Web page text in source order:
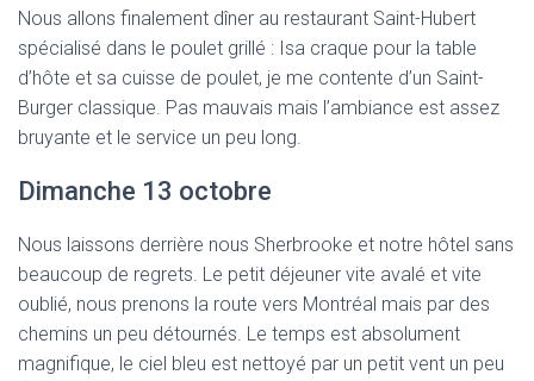
Nous allons finalement dîner au restaurant Saint-Hubert
spécialisé dans le poulet grillé : Isa craque pour la table
d’hôte et sa cuisse de poulet, je me contente d’un Saint-
Burger classique. Pas mauvais mais l’ambiance est assez
bruyante et le service un peu long.
Dimanche 13 octobre
Nous laissons derrière nous Sherbrooke et notre hôtel sans
beaucoup de regrets. Le petit déjeuner vite avalé et vite
oublié, nous prenons la route vers Montréal mais par des
chemins un peu détournés. Le temps est absolument
magnifique, le ciel bleu est nettoyé par un petit vent un peu